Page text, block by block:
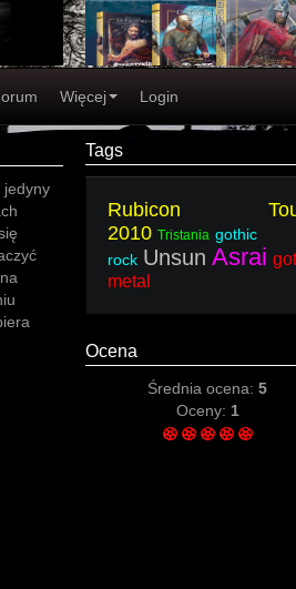
Więcej Login
jedyny
Tags
Rubicon
2010 Tristania gothic
rock Unsun Asrai
metal
Ocena
Średnia ocena: 5
Oceny: 1